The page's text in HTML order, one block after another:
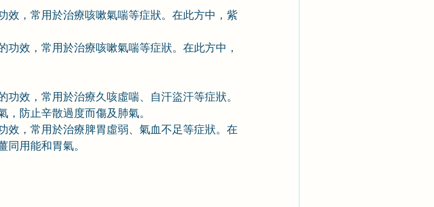
效，常用於治療咳嗽氣喘等症狀。在此方中，紫
功效，常用於治療咳嗽氣喘等症狀。在此方中，
功效，常用於治療久咳虛喘、自汗盜汗等症狀。
防止辛散過度而傷及肺氣。
效，常用於治療脾胃虛弱、氣血不足等症狀。在
用能和胃氣。